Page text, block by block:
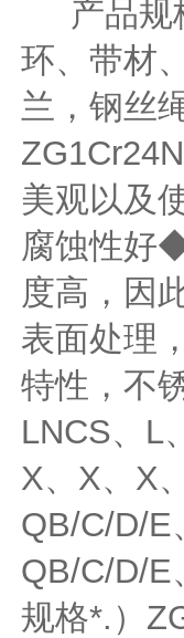
产品规
环、带材
兰，钢丝
美观以及
腐蚀性好
度高，因
表面处理
特性，不
LNCS、L
X、X、X
QB/C/D/E
QB/C/D/E
规格*.）